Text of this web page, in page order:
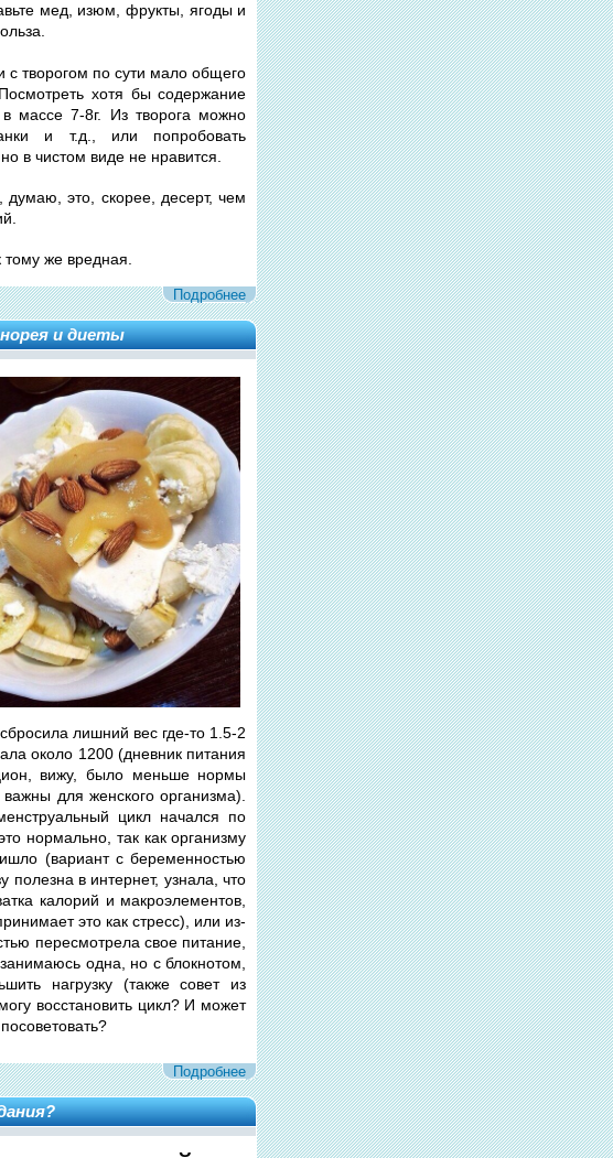
мед, изюм, фрукты, ягоды и
творогом по сути мало общего
хотя бы содержание
массе 7-8г. Из творога можно
и т.д., или попробовать
в чистом виде не нравится.
это, скорее, десерт, чем
же вредная.
Подробнее
и диеты
лишний вес где-то 1.5-2
около 1200 (дневник питания
вижу, было меньше нормы
для женского организма).
цикл начался по
нормально, так как организму
(вариант с беременностью
в интернет, узнала, что
калорий и макроэлементов,
это как стресс), или из-
пересмотрела свое питание,
одна, но с блокнотом,
нагрузку (также совет из
восстановить цикл? И может
Подробнее